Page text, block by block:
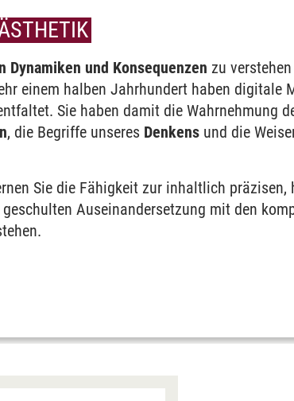
und Konsequenzen zu
einem halben Jahr­hundert haben digitale
Sie haben damit die Wahrnehmung
, die Begriffe unseres Denkens und die
Sie die Fähig­keit zur inhaltlich präzisen,
Aus­einander­setzung mit den